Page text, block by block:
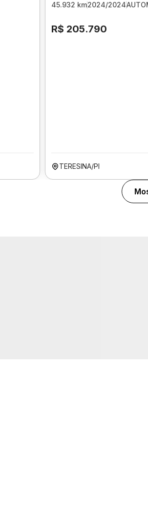
45.932 km2024/2024
R$ 205.790
TERESINA/PI